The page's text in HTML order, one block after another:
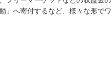
」へ寄付するなど、様々な形で